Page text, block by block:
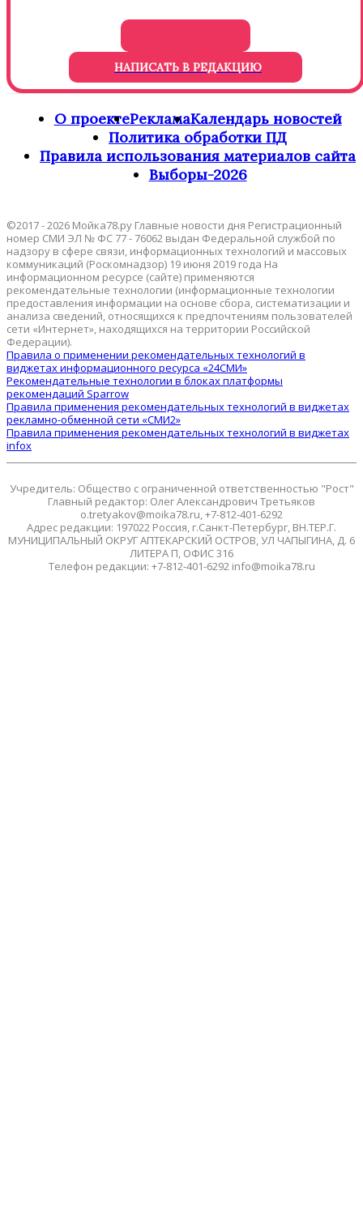
НАПИСАТЬ В РЕДАКЦИЮ
О проектеРекламаКалендарь новостей
Политика обработки ПД
Правила использования материалов сайта
Выборы-2026
©2017 - 2026 Мойка78.ру Главные новости дня Регистрационный
номер СМИ ЭЛ № ФС 77 - 76062 выдан Федеральной службой по
надзору в сфере связи, информационных технологий и массовых
коммуникаций (Роскомнадзор) 19 июня 2019 года На
информационном ресурсе (сайте) применяются
рекомендательные технологии (информационные технологии
предоставления информации на основе сбора, систематизации и
анализа сведений, относящихся к предпочтениям пользователей
сети «Интернет», находящихся на территории Российской
Федерации).
Правила о применении рекомендательных технологий в
виджетах информационного ресурса «24СМИ»
Рекомендательные технологии в блоках платформы
рекомендаций Sparrow
Правила применения рекомендательных технологий в виджетах
рекламно-обменной сети «СМИ2»
Правила применения рекомендательных технологий в виджетах
infox
Учредитель: Общество с ограниченной ответственностью "Рост"
Главный редактор: Олег Александрович Третьяков
o.tretyakov@moika78.ru, +7-812-401-6292
Адрес редакции: 197022 Россия, г.Санкт-Петербург, ВН.ТЕР.Г.
МУНИЦИПАЛЬНЫЙ ОКРУГ АПТЕКАРСКИЙ ОСТРОВ, УЛ ЧАПЫГИНА, Д. 6
ЛИТЕРА П, ОФИС 316
Телефон редакции: +7-812-401-6292 info@moika78.ru